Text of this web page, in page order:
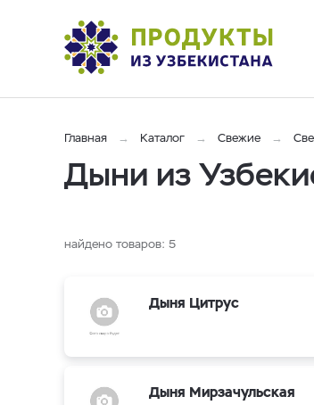
Главная Каталог Свежие
Дыни из
найдено товаров: 5
Дыня Цитрус
Дыня Мирзачульская